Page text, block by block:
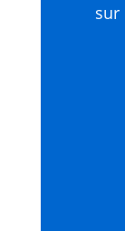
sur